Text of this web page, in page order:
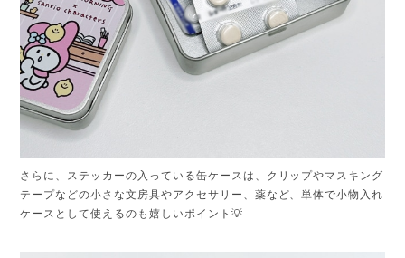
さらに、ステッカーの入っている缶ケースは、クリップやマスキング
テープなどの小さな文房具やアクセサリー、薬など、単体で小物入れ
ケースとして使えるのも嬉しいポイント💡